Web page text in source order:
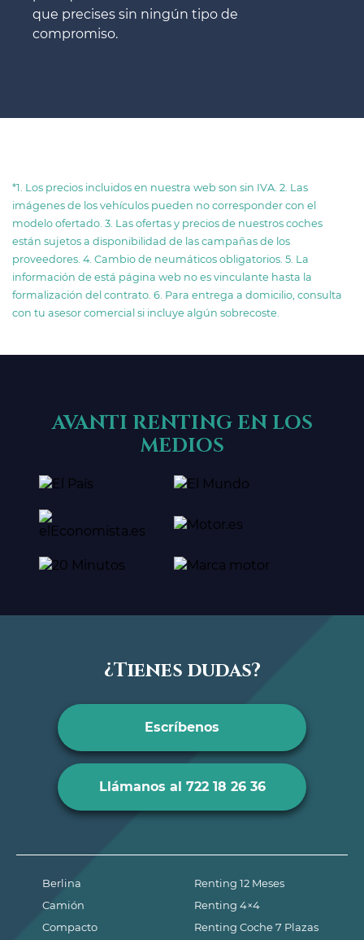
que precises sin ningún tipo de
compromiso.
*1. Los precios incluidos en nuestra web son sin IVA. 2. Las
imágenes de los vehículos pueden no corresponder con el
modelo ofertado. 3. Las ofertas y precios de nuestros coches
están sujetos a disponibilidad de las campañas de los
proveedores. 4. Cambio de neumáticos obligatorios. 5. La
información de está página web no es vinculante hasta la
formalización del contrato. 6. Para entrega a domicilio, consulta
con tu asesor comercial si incluye algún sobrecoste.
AVANTI RENTING EN LOS
MEDIOS
¿Tienes dudas?
Escríbenos
Llámanos al 722 18 26 36
Berlina
Camión
Compacto
Renting 12 Meses
Renting 4×4
Renting Coche 7 Plazas